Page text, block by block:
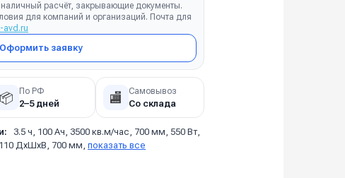
расчёт, закрывающие документы.
для компаний и организаций. Почта для
avd.ru
Оформить заявку
📦 По РФ
2–5 дней 🏬 Самовывоз
Со склада
3.5 ч, 100 Ач, 3500 кв.м/час, 700 мм, 550 Вт,
110 ДхШхВ, 700 мм, показать все